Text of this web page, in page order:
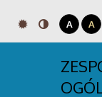
A A